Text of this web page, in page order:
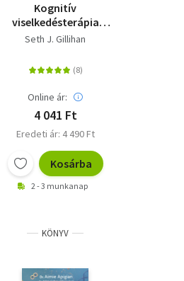
Kognitív
viselkedésterápia
egyszerűen - 10
depresszió, düh, pánik
és az aggódás
kezelésére
Seth J. Gillihan
Online ár:
4 041 Ft
Eredeti ár: 4 490 Ft
Kosárba
2 - 3 munkanap
KÖNYV